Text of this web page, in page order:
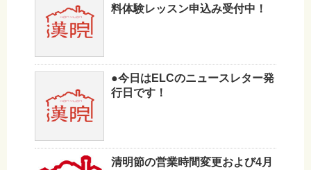
料体験レッスン申込み受付中！
●今日はELCのニュースレター発
行日です！
清明節の営業時間変更および4月